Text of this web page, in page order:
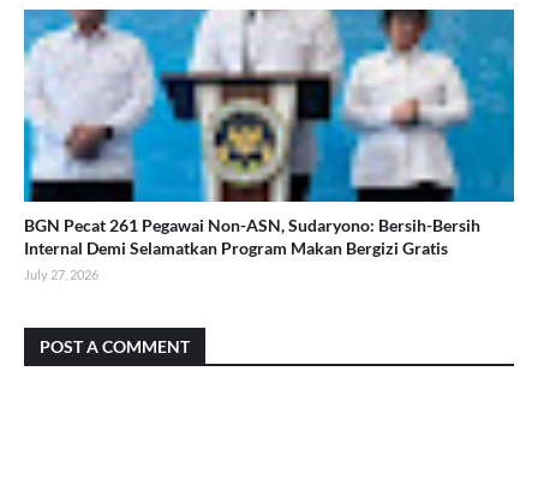
BGN Pecat 261 Pegawai Non-ASN, Sudaryono: Bersih-Bersih
Internal Demi Selamatkan Program Makan Bergizi Gratis
July 27, 2026
POST A COMMENT